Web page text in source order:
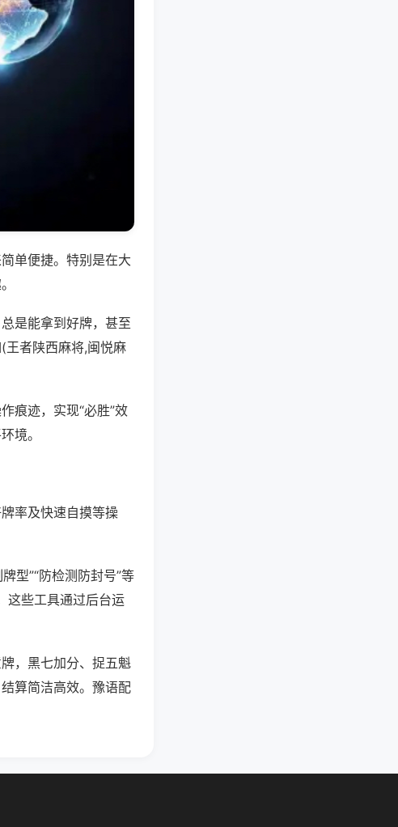
单便捷。特别是在大
是能拿到好牌，甚至
王者陕西麻将,闽悦麻
痕迹，实现“必胜”效
境。
率及快速自摸等操
型”“防检测防封号”等
这些工具通过后台运
，黑七加分、捉五魁
算简洁高效。豫语配